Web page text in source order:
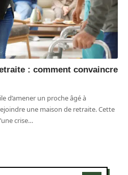
: comment convaincre
d’amener un proche âgé à
une maison de retraite. Cette
crise…